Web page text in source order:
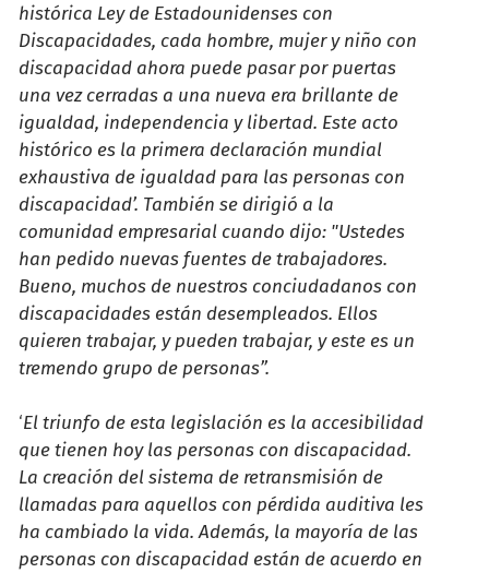
histórica Ley de Estadounidenses con
Discapacidades, cada hombre, mujer y niño con
discapacidad ahora puede pasar por puertas
una vez cerradas a una nueva era brillante de
igualdad, independencia y libertad. Este acto
histórico es la primera declaración mundial
exhaustiva de igualdad para las personas con
discapacidad’. También se dirigió a la
comunidad empresarial cuando dijo: "Ustedes
han pedido nuevas fuentes de trabajadores.
Bueno, muchos de nuestros conciudadanos con
discapacidades están desempleados. Ellos
quieren trabajar, y pueden trabajar, y este es un
tremendo grupo de personas”.
‘El triunfo de esta legislación es la accesibilidad
que tienen hoy las personas con discapacidad.
La creación del sistema de retransmisión de
llamadas para aquellos con pérdida auditiva les
ha cambiado la vida. Además, la mayoría de las
personas con discapacidad están de acuerdo en